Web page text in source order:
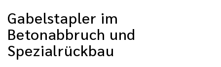
Gabelstapler im
Betonabbruch und
Spezialrückbau